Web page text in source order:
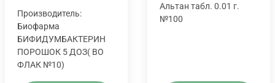
Производитель:
Биофарма
БИФИДУМБАКТЕРИН
ПОРОШОК 5 ДОЗ( ВО
ФЛАК №10)
Альтан табл. 0.01 г.
№100